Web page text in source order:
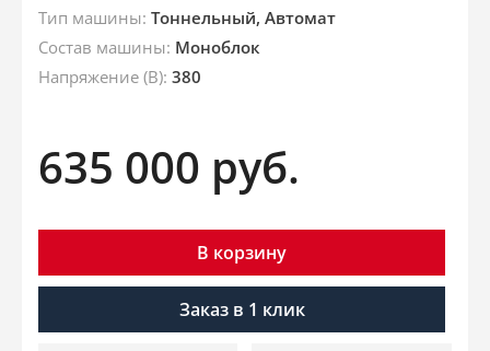
Тип машины: Тоннельный, Автомат
Состав машины: Моноблок
Напряжение (В): 380
635 000 руб.
В корзину
Заказ в 1 клик